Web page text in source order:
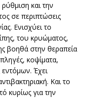
και την
σε περιπτώσεις
Ενισχύει το
του κρυώματος,
βοηθά στην θεραπεία
κοψίματα,
εντόμων. Έχει
Και το
κυρίως για την